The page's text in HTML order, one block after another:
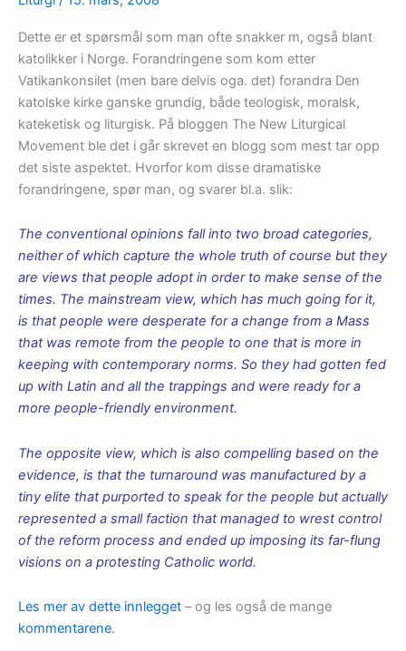
Dette er et spørsmål som man ofte snakker m, også blant
katolikker i Norge. Forandringene som kom etter
Vatikankonsilet (men bare delvis oga. det) forandra Den
katolske kirke ganske grundig, både teologisk, moralsk,
kateketisk og liturgisk. På bloggen The New Liturgical
Movement ble det i går skrevet en blogg som mest tar opp
det siste aspektet. Hvorfor kom disse dramatiske
forandringene, spør man, og svarer bl.a. slik:
The conventional opinions fall into two broad categories,
neither of which capture the whole truth of course but they
are views that people adopt in order to make sense of the
times. The mainstream view, which has much going for it,
is that people were desperate for a change from a Mass
that was remote from the people to one that is more in
keeping with contemporary norms. So they had gotten fed
up with Latin and all the trappings and were ready for a
more people-friendly environment.
The opposite view, which is also compelling based on the
evidence, is that the turnaround was manufactured by a
tiny elite that purported to speak for the people but actually
represented a small faction that managed to wrest control
of the reform process and ended up imposing its far-flung
visions on a protesting Catholic world.
Les mer av dette innlegget – og les også de mange
kommentarene.